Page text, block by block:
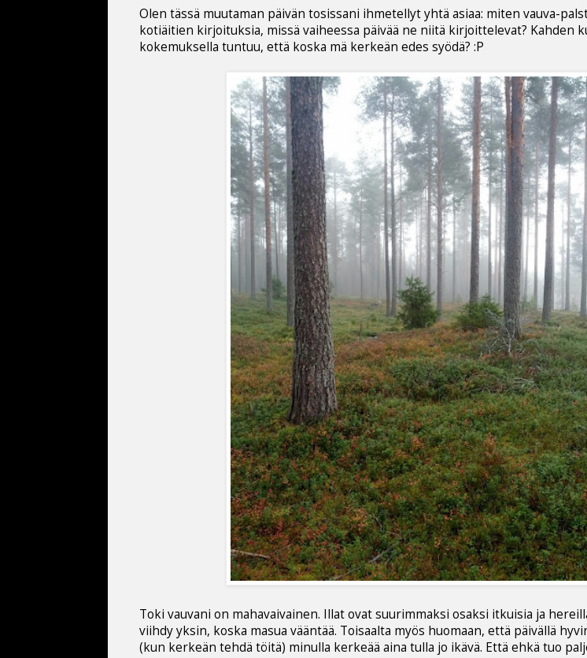
Olen tässä muutaman päivän tosissani ihmetellyt yhtä asiaa: miten vauva-
kotiäitien kirjoituksia, missä vaiheessa päivää ne niitä kirjoittelevat? Kahden
kokemuksella tuntuu, että koska mä kerkeän edes syödä? :P
Toki vauvani on mahavaivainen. Illat ovat suurimmaksi osaksi itkuisia ja
viihdy yksin, koska masua vääntää. Toisaalta myös huomaan, että päivällä
(kun kerkeän tehdä töitä) minulla kerkeää aina tulla jo ikävä. Että ehkä tuo